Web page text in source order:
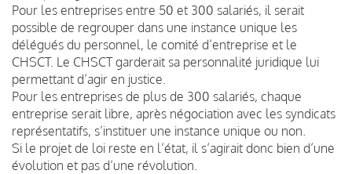
Pour les entreprises entre 50 et 300 salariés, il serait
possible de regrouper dans une instance unique les
délégués du personnel, le comité d’entreprise et le
CHSCT. Le CHSCT garderait sa personnalité juridique lui
permettant d’agir en justice.
Pour les entreprises de plus de 300 salariés, chaque
entreprise serait libre, après négociation avec les syndicats
représentatifs, s’instituer une instance unique ou non.
Si le projet de loi reste en l’état, il s’agirait donc bien d’une
évolution et pas d’une révolution.